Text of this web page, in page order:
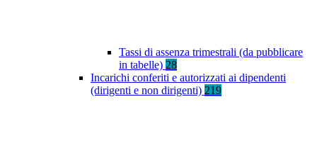
Tassi di assenza trimestrali (da pubblicare
in tabelle) 28
Incarichi conferiti e autorizzati ai dipendenti
(dirigenti e non dirigenti) 219